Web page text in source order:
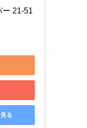
ー 21-51
る